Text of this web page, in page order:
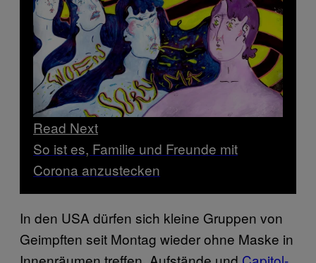
Read Next
So ist es, Familie und Freunde mit
Corona anzustecken
In den USA dürfen sich kleine Gruppen von
Geimpften seit Montag wieder ohne Maske in